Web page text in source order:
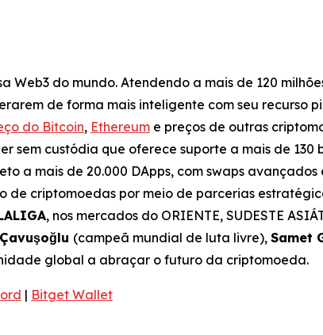
Web3 do mundo. Atendendo a mais de 120
de forma mais inteligente com seu recurso
do Bitcoin, Ethereum e preços de outras
sem custódia que oferece suporte a mais de 130
a mais de 20.000 DApps, com swaps
criptomoedas por meio de parcerias
, nos mercados do ORIENTE, SUDESTE
(campeã mundial de luta livre), Samet
global a abraçar o futuro da criptomoeda.
| Bitget Wallet